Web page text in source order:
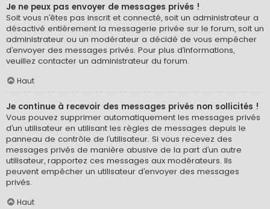
Je ne peux pas envoyer de messages privés !
Soit vous n’êtes pas inscrit et connecté, soit un administrateur a
désactivé entièrement la messagerie privée sur le forum, soit un
administrateur ou un modérateur a décidé de vous empêcher
d’envoyer des messages privés. Pour plus d’informations,
veuillez contacter un administrateur du forum.
Haut
Je continue à recevoir des messages privés non sollicités !
Vous pouvez supprimer automatiquement les messages privés
d’un utilisateur en utilisant les règles de messages depuis le
panneau de contrôle de l’utilisateur. Si vous recevez des
messages privés de manière abusive de la part d’un autre
utilisateur, rapportez ces messages aux modérateurs. Ils
peuvent empêcher un utilisateur d’envoyer des messages
privés.
Haut